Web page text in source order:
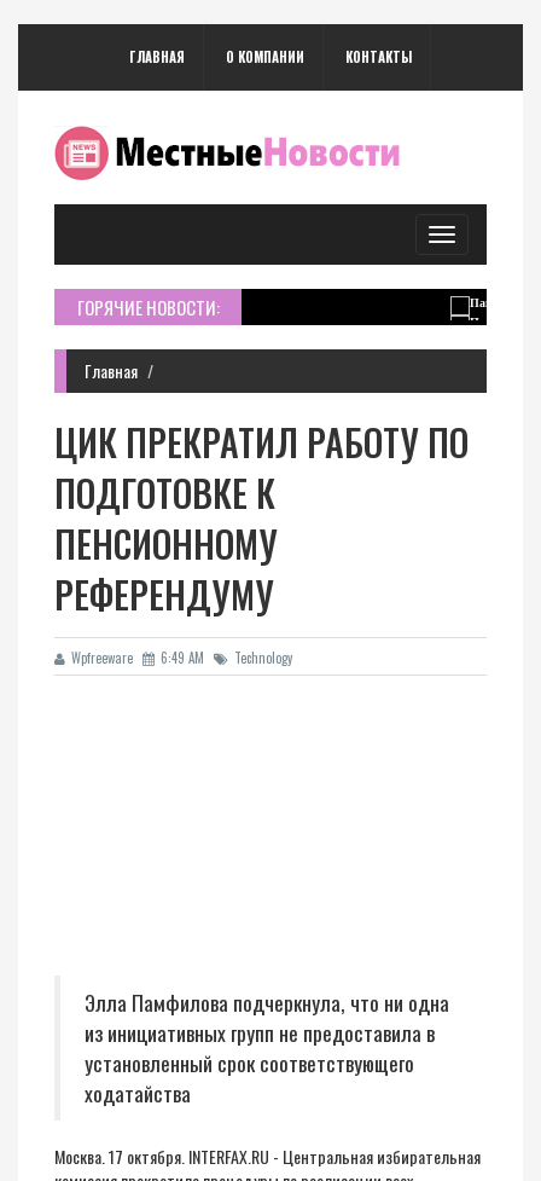
ГЛАВНАЯ О КОМПАНИИ КОНТАКТЫ
Toggle
navigation
ГОРЯЧИЕ НОВОСТИ:
Главная
ЦИК ПРЕКРАТИЛ РАБОТУ ПО
ПОДГОТОВКЕ К
ПЕНСИОННОМУ
РЕФЕРЕНДУМУ
Wpfreeware 6:49 AM Technology
Элла Памфилова подчеркнула, что ни одна
из инициативных групп не предоставила в
установленный срок соответствующего
ходатайства
Москва. 17 октября. INTERFAX.RU - Центральная избирательная